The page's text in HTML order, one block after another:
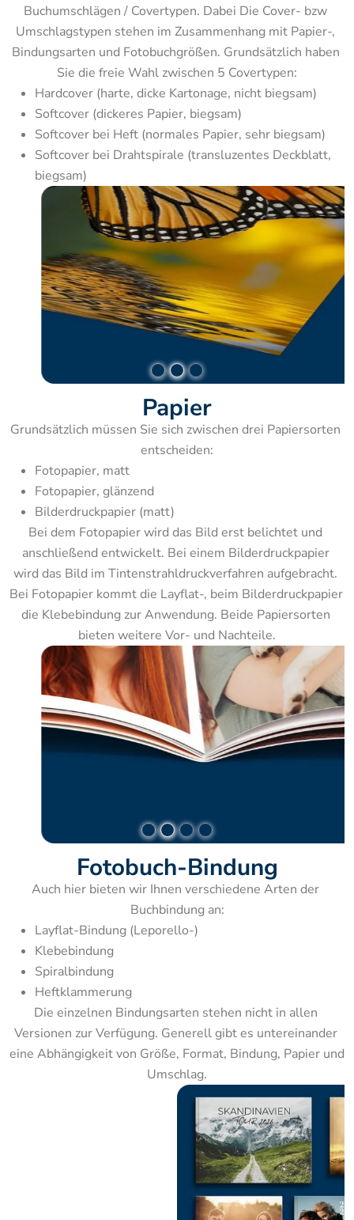
Buchumschlägen / Covertypen. Dabei Die Cover- bzw
Umschlagstypen stehen im Zusammenhang mit Papier-,
Bindungsarten und Fotobuchgrößen. Grundsätzlich haben
Sie die freie Wahl zwischen 5 Covertypen:
Hardcover (harte, dicke Kartonage, nicht biegsam)
Softcover (dickeres Papier, biegsam)
Softcover bei Heft (normales Papier, sehr biegsam)
Softcover bei Drahtspirale (transluzentes Deckblatt,
biegsam)
Papier
Grundsätzlich müssen Sie sich zwischen drei Papiersorten
entscheiden:
Fotopapier, matt
Fotopapier, glänzend
Bilderdruckpapier (matt)
Bei dem Fotopapier wird das Bild erst belichtet und
anschließend entwickelt. Bei einem Bilderdruckpapier
wird das Bild im Tintenstrahldruckverfahren aufgebracht.
Bei Fotopapier kommt die Layflat-, beim Bilderdruckpapier
die Klebebindung zur Anwendung. Beide Papiersorten
bieten weitere Vor- und Nachteile.
Fotobuch-Bindung
Auch hier bieten wir Ihnen verschiedene Arten der
Buchbindung an:
Layflat-Bindung (Leporello-)
Klebebindung
Spiralbindung
Heftklammerung
Die einzelnen Bindungsarten stehen nicht in allen
Versionen zur Verfügung. Generell gibt es untereinander
eine Abhängigkeit von Größe, Format, Bindung, Papier und
Umschlag.